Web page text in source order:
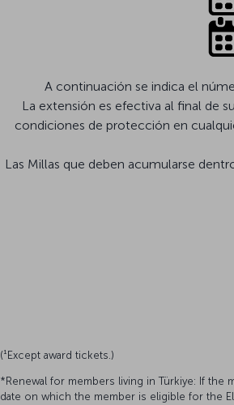
A continuación se indica el
La extensión es efectiva al final de
condiciones de protección en
Las Millas que deben acumularse
(¹Except award tickets.)
*Renewal for members living in Türkiye: If the
date on which the member is eligible for the